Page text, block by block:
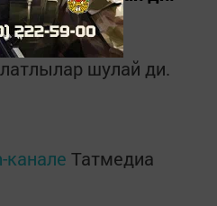
шулай ди.
канале Татмедиа